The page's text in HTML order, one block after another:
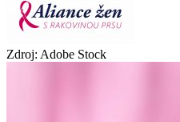
Zdroj: Adobe Stock